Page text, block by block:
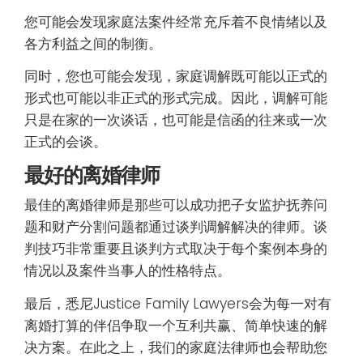
您可能会发现家庭法案件经常充斥着不良情绪以及
各方利益之间的制衡。
同时，您也可能会发现，家庭调解既可能以正式的
形式也可能以非正式的形式完成。因此，调解可能
只是在家的一次谈话，也可能是信函的往来或一次
正式的会谈。
最好的离婚律师
最佳的离婚律师是那些可以成功把子女监护抚养问
题和财产分割问题都通过谈判调解解决的律师。谈
判技巧非常重要且谈判方式取决于每个案例本身的
情况以及案件当事人的性格特点。
最后，悉尼Justice Family Lawyers会为每一对有
离婚打算的伴侣争取一个互利共赢、简单快速的解
决方案。在此之上，我们的家庭法律师也会帮助您